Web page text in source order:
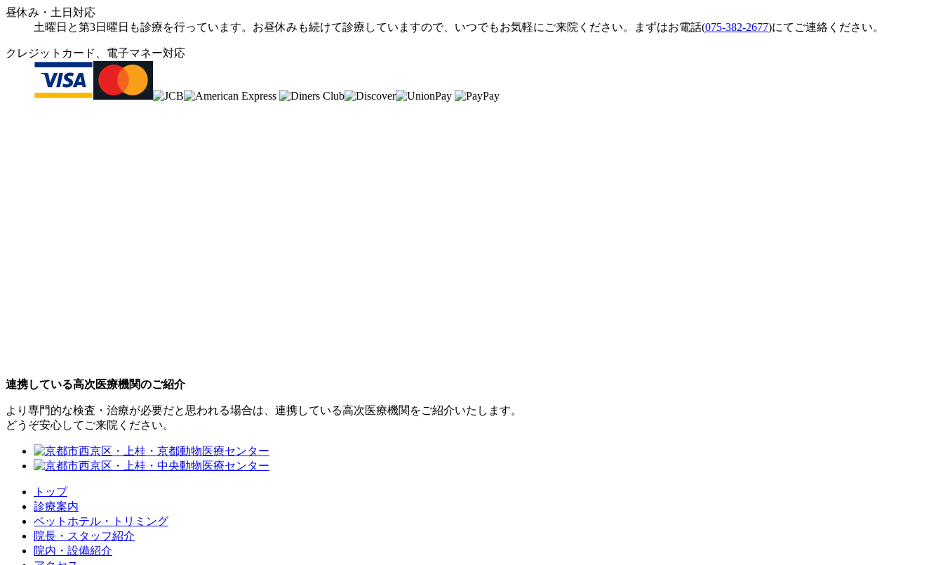
昼休み・土日 対応
土曜日と第3日曜日も診療を行っています。お昼休みも続けて診療していますので、いつでもお気軽にご来院ください。
まずはお電話(075-382-2677)にてご連絡ください。
クレジットカード、電子マネー対応
連携している高次医療機関のご紹介
より専門的な検査・治療が必要だと思われる場合は、連携している高次医療機関をご紹介いたします。
どうぞ安心してご来院ください。
トップ
診療案内
ペットホテル・トリミング
院長・スタッフ紹介
院内・設備紹介